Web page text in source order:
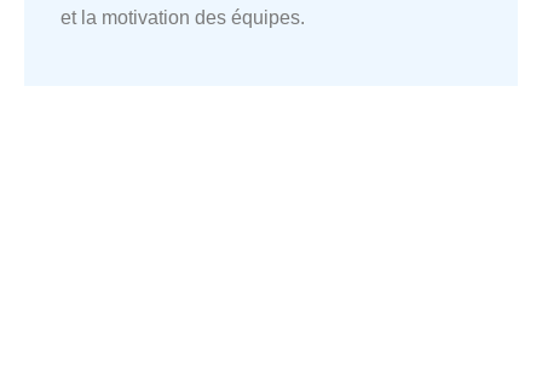
et la motivation des équipes.